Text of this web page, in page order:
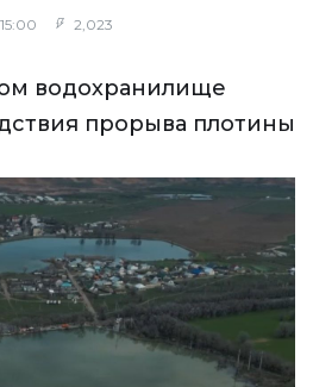
2,023
водохранилище
прорыва плотины